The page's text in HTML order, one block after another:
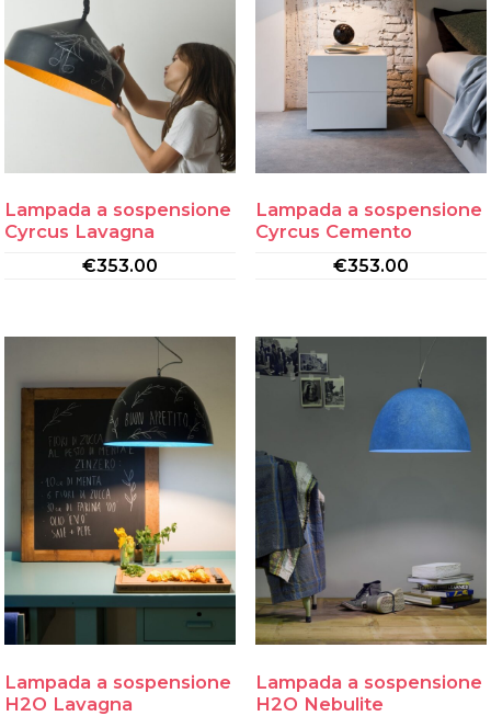
Lampada a sospensione
Cyrcus Lavagna
€353.00
Lampada a sospensione
Cyrcus Cemento
€353.00
Lampada a sospensione
H2O Lavagna
Lampada a sospensione
H2O Nebulite